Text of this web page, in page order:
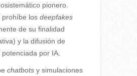
pionero.
prohíbe los deepfakes
de su finalidad
y la difusión de
por IA.
chatbotsy simulaciones